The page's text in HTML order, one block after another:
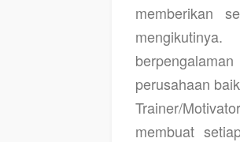
memberikan
mengikutinya.
perusahaan
Trainer/
membuat